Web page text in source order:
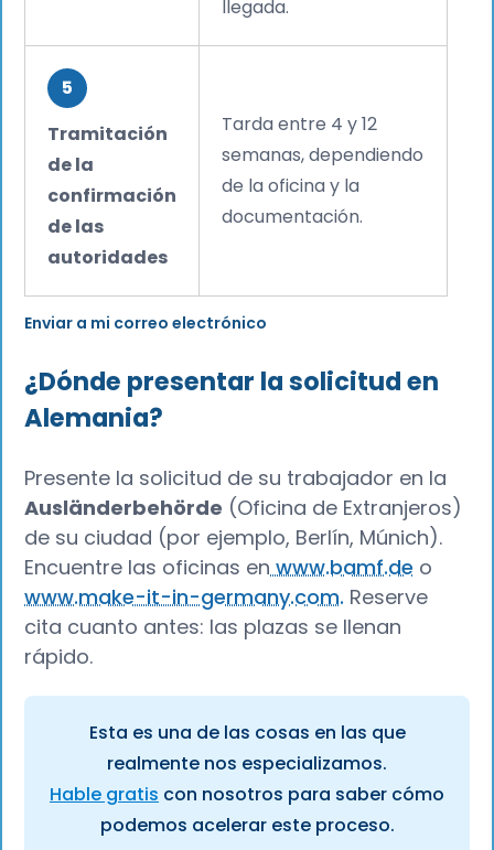
llegada.‍
5
Tramitación
de la
confirmación
de las
autoridades
Tarda entre 4 y 12
semanas, dependiendo
de la oficina y la
documentación.
Enviar a mi correo electrónico
¿Dónde presentar la solicitud en
Alemania?
Presente la solicitud de su trabajador en la
Ausländerbehörde (Oficina de Extranjeros)
de su ciudad (por ejemplo, Berlín, Múnich).
Encuentre las oficinas enwww.bamf.de o
www.make-it-in-germany.com. Reserve
cita cuanto antes: las plazas se llenan
rápido.
Esta es una de las cosas en las que
realmente nos especializamos.
Hable gratis con nosotros para saber cómo
podemos acelerar este proceso.